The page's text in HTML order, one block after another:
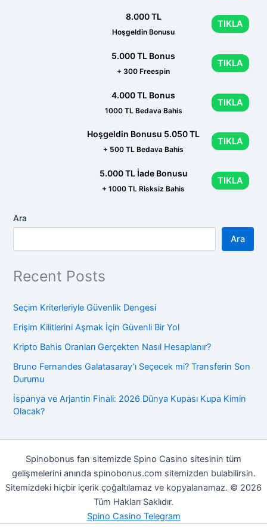
8.000 TL
Hoşgeldin Bonusu
TIKLA
5.000 TL Bonus
+ 300 Freespin
TIKLA
4.000 TL Bonus
1000 TL Bedava Bahis
TIKLA
Hoşgeldin Bonusu 5.050 TL
+ 500 TL Bedava Bahis
TIKLA
5.000 TL İade Bonusu
+ 1000 TL Risksiz Bahis
TIKLA
Ara
Ara
Recent Posts
Seçim Kriterleriyle Güvenlik Dengesi
Erişim Kilitlerini Aşmak İçin Güvenli Bir Yol
Kripto Bahis Oranları Gerçekten Nasıl Hesaplanır?
Bruno Fernandes Galatasaray’ı Seçecek mi? Transferin Son
Durumu
İspanya ve Arjantin Finali: 2026 Dünya Kupası Kupa Kimin
Olacak?
Spinobonus fan sitemizde Spino Casino sitesinin tüm
gelişmelerini anında spinobonus.com sitemizden bulabilirsin.
Sitemizdeki hiçbir içerik çoğaltılamaz ve kopyalanamaz. © 2026
Tüm Hakları Saklıdır.
Spino Casino Telegram